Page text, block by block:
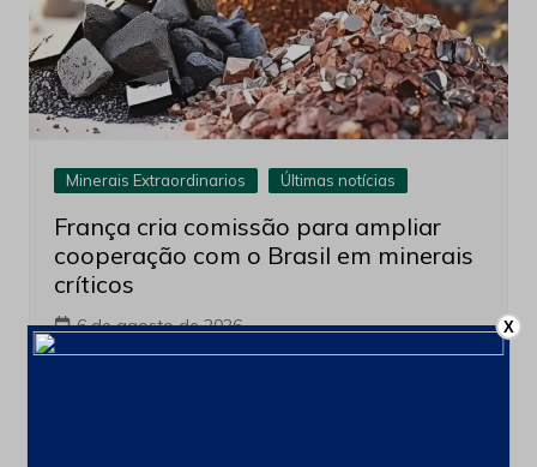
Minerais Extraordinarios Últimas notícias
França cria comissão para ampliar
cooperação com o Brasil em minerais
críticos
6 de agosto de 2026 X